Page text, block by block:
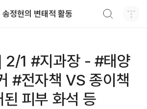
송정현의 변태적 활동
2/1 #지과장 - #태양
#전자책 VS 종이책
피부 화석 등